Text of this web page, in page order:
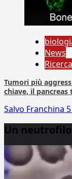
News
Ricerca
Tumori più
chiave, il
Salvo Franchina
Un
Player